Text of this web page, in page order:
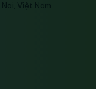
Việt Nam